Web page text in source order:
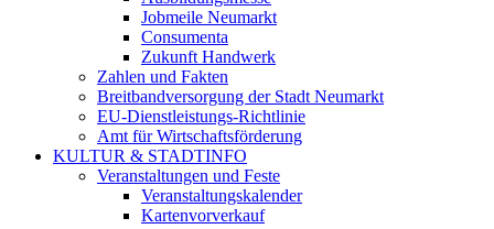
Jobmeile Neumarkt
Consumenta
Zukunft Handwerk
Zahlen und Fakten
Breitbandversorgung der Stadt Neumarkt
EU-Dienstleistungs-Richtlinie
Amt für Wirtschaftsförderung
KULTUR & STADTINFO
Veranstaltungen und Feste
Veranstaltungskalender
Kartenvorverkauf